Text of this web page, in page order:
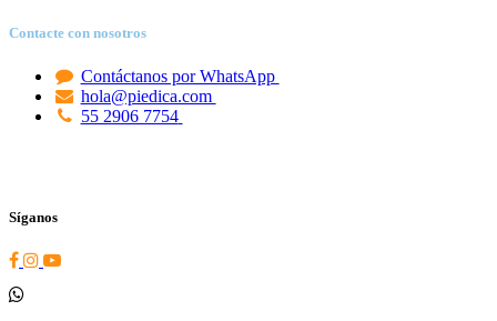
Contacte con nosotros
Contáctanos por WhatsApp
hola@piedica.com
55 2906 7754
Síganos